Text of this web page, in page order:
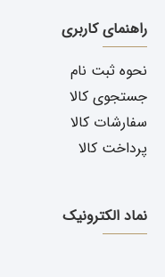
راهنمای کاربری
نحوه ثبت نام
جستجوی کالا
سفارشات کالا
پرداخت کالا
نماد الکترونیک